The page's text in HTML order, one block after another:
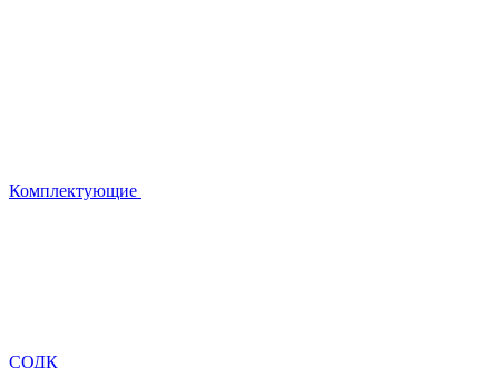
Комплектующие
СОДК